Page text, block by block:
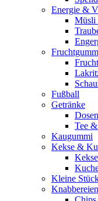
Energie &
Müsli
Fußball
Getränke
Tee
Kaugummi
Kekse &
Kekse
Kleine
Knabbereien